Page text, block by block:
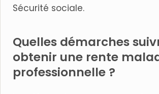
Sécurité sociale.
Quelles démarches
obtenir une rente
professionnelle ?